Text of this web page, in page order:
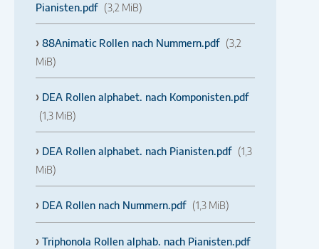
Pianisten.pdf (3,2 MiB)
88Animatic Rollen nach Nummern.pdf (3,2
MiB)
DEA Rollen alphabet. nach Komponisten.pdf
(1,3 MiB)
DEA Rollen alphabet. nach Pianisten.pdf (1,3
MiB)
DEA Rollen nach Nummern.pdf (1,3 MiB)
Triphonola Rollen alphab. nach Pianisten.pdf